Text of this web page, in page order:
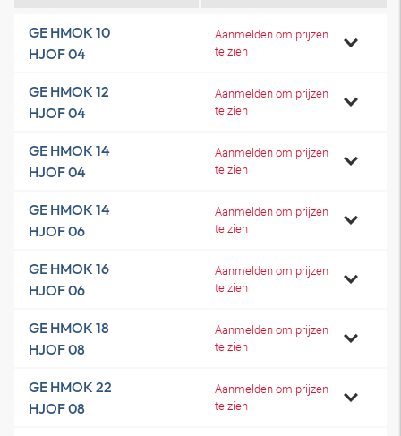
GE HMOK 10
HJOF 04
Aanmelden om prijzen
te zien
GE HMOK 12
HJOF 04
Aanmelden om prijzen
te zien
GE HMOK 14
HJOF 04
Aanmelden om prijzen
te zien
GE HMOK 14
HJOF 06
Aanmelden om prijzen
te zien
GE HMOK 16
HJOF 06
Aanmelden om prijzen
te zien
GE HMOK 18
HJOF 08
Aanmelden om prijzen
te zien
GE HMOK 22
HJOF 08
Aanmelden om prijzen
te zien